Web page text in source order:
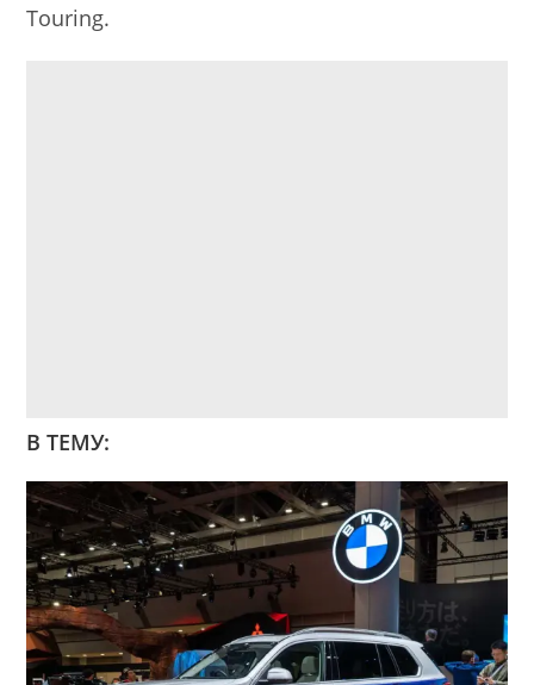
Touring.
В ТЕМУ: